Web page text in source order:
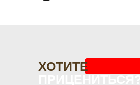
ХОТИТЕ